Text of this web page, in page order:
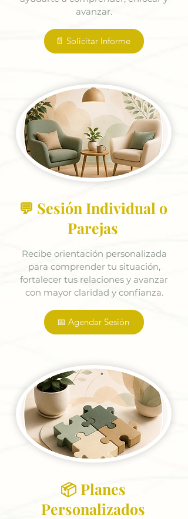
avanzar.
📄 Solicitar Informe
💬 Sesión Individual o
Parejas
Recibe orientación personalizada
para comprender tu situación,
fortalecer tus relaciones y avanzar
con mayor claridad y confianza.
📅 Agendar Sesión
📦 Planes
Personalizados